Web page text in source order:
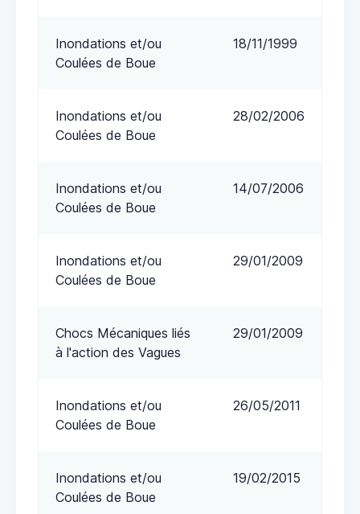
Inondations et/ou
Coulées de Boue
18/11/1999
Inondations et/ou
Coulées de Boue
28/02/2006
Inondations et/ou
Coulées de Boue
14/07/2006
Inondations et/ou
Coulées de Boue
29/01/2009
Chocs Mécaniques liés
à l'action des Vagues
29/01/2009
Inondations et/ou
Coulées de Boue
26/05/2011
Inondations et/ou
Coulées de Boue
19/02/2015